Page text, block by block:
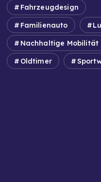
Fahrzeugdesign
Familienauto
Nachhaltige Mobilität
Oldtimer